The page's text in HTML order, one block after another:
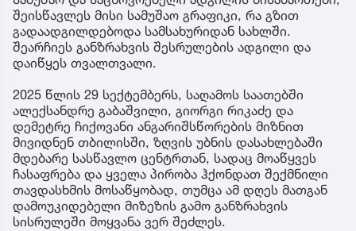
შეისწავლეს მისი სამუშაო გრაფიკი, რა გზით
გადაადგილდებოდა სამსახურიდან სახლში.
შეარჩიეს განზრახვის შესრულების ადგილი და
დაიწყეს თვალთვალი.
2025 წლის 29 სექტემბერს, საღამოს საათებში
ალექსანდრე გაბაშვილი, გიორგი რიკაძე და
დემეტრე ჩიქოვანი ანგარიშსწორების მიზნით
მივიდნენ თბილისში, ზღვის უბნის დასახლებაში
მდებარე სასწავლო ცენტრთან, სადაც მოაწყვეს
ჩასაფრება და ყველა პირობა ჰქონდათ შექმნილი
თავდასხმის მოსაწყობად, თუმცა ამ დღეს მათგან
დამოუკიდებელი მიზეზის გამო განზრახვის
სისრულეში მოყვანა ვერ შეძლეს.